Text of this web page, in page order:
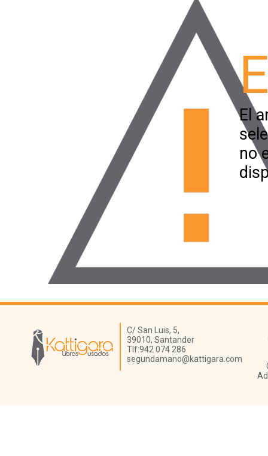
El
no
Librería Kattigara
C/ San Luis, 5,
39010, Santander
Tlf:942 074 286
segundamano@kattigara.com